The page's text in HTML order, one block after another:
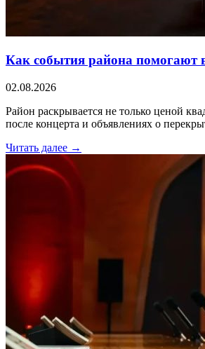
Как события района помогают
02.08.2026
Район раскрывается не только ценой
после концерта и объявлениях о
Читать далее →